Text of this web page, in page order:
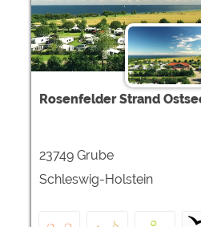
Rosenfelder Strand
23749 Grube
Schleswig-Holstein